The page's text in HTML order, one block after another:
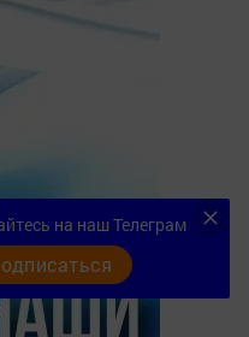
на наш Телеграм